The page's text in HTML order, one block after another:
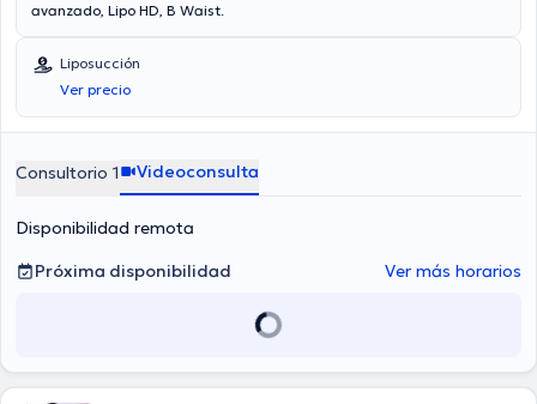
avanzado, Lipo HD, B Waist.
Liposucción
Ver precio
Consultorio 1 Videoconsulta
Disponibilidad remota
Próxima disponibilidad
Ver más horarios